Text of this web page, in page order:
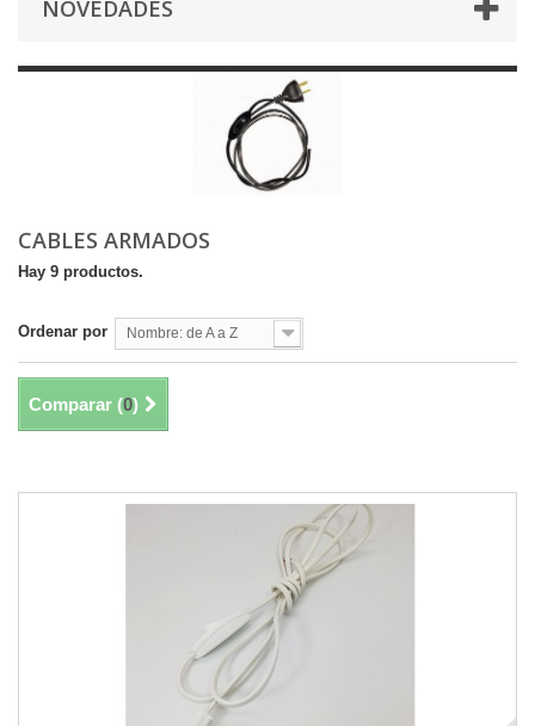
NOVEDADES
CABLES ARMADOS
Hay 9 productos.
Ordenar por Nombre: de A a Z
Comparar (0)